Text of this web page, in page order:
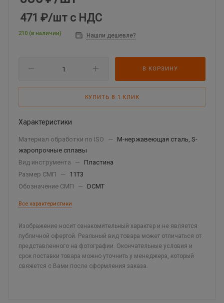
471 ₽/шт с НДС
210 (в наличии) Нашли дешевле?
В КОРЗИНУ
КУПИТЬ В 1 КЛИК
Характеристики
Материал обработки по ISO —
М-нержавеющая сталь, S-
жаропрочные сплавы
Вид инструмента
—
Пластина
Размер СМП
—
11T3
Обозначение СМП
— DCMT
Все характеристики
Изображение носит ознакомительный характер и не является
публичной офертой. Реальный вид товара может отличаться от
представленного на фотографии. Окончательные условия и
срок поставки товара можно уточнить у менеджера, который
свяжется с Вами после оформления заказа.